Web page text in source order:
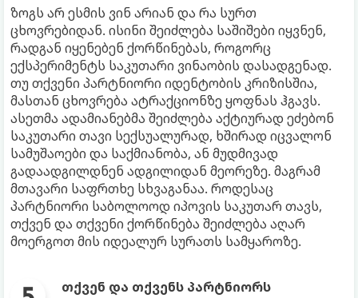
ზოგს არ ესმის ვინ არიან და რა სურთ
ცხოვრებიდან. ისინი შეიძლება საშიშები იყვნენ,
რადგან იყენებენ ქორწინებას, როგორც
ექსპერიმენტს საკუთარი ვინაობის დასადგენად.
თუ თქვენი პარტნიორი იდენტობის კრიზისშია,
მასთან ცხოვრება ატრაქციონზე ყოფნას ჰგავს.
ასეთმა ადამიანებმა შეიძლება აქტიურად ეძებონ
საკუთარი თავი სექსუალურად, ხშირად იცვალონ
სამუშაოები და საქმიანობა, ან მუდმივად
გადაადგილდნენ ადგილიდან მეორეზე. მაგრამ
მთავარი საფრთხე სხვაგანაა. როდესაც
პარტნიორი საბოლოოდ იპოვის საკუთარ თავს,
თქვენ და თქვენი ქორწინება შეიძლება აღარ
მოერგოთ მის იდეალურ სურათს სამყაროზე.
თქვენ და თქვენს პარტნიორს